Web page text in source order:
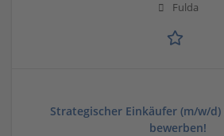
Fulda
Strategischer Einkäufer (m/w/d)
bewerben!